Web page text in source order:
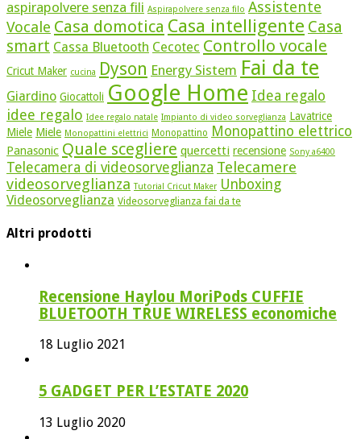
aspirapolvere senza fili Aspirapolvere senza filo Assistente
Vocale Casa domotica Casa intelligente Casa
smart Cassa Bluetooth Cecotec Controllo vocale
Cricut Maker cucina Dyson Energy Sistem Fai da te
Giardino Giocattoli Google Home Idea regalo
idee regalo Idee regalo natale Impianto di video sorveglianza Lavatrice
Miele Miele Monopattini elettrici Monopattino Monopattino elettrico
Panasonic Quale scegliere quercetti recensione Sony a6400
Telecamera di videosorveglianza Telecamere
videosorveglianza Tutorial Cricut Maker Unboxing
Videosorveglianza Videosorveglianza fai da te
Altri prodotti
Recensione Haylou MoriPods CUFFIE
BLUETOOTH TRUE WIRELESS economiche
18 Luglio 2021
5 GADGET PER L’ESTATE 2020
13 Luglio 2020